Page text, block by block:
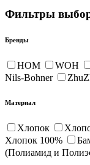
Фильтры
Бренды
HOM WOH
Nils-Bohner
Материал
Хлопок
Хлопок 100%
(Полиамид и